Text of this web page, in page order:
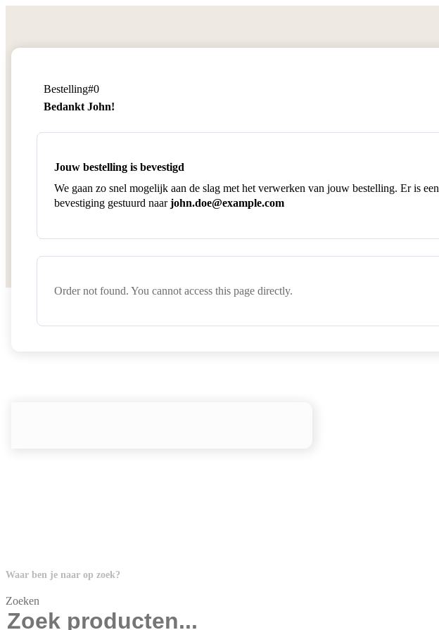
Bestelling#0
Bedankt John!
Jouw bestelling is bevestigd
We gaan zo snel mogelijk aan de slag met het verwerken van jouw bestelling. Er is een
bevestiging gestuurd naarjohn.doe@example.com
Order not found. You cannot access this page directly.
Waar ben je naar op zoek?
Zoeken